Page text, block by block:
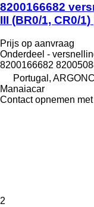
8200166682
III (BR0/1, CR0/
Prijs op aanvraag
Onderdeel -
8200166682
Portugal,
Manaiacar
Contact opnemen
2